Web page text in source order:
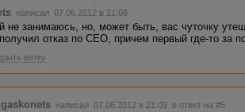
написал 07.06.2012 в 21:08
не занимаюсь, но, может быть, вас чуточку
отказ по СЕО, причем первый где-то за
ветку
gaskonets написал 07.06.2012 в 21:09 в ответ на #5